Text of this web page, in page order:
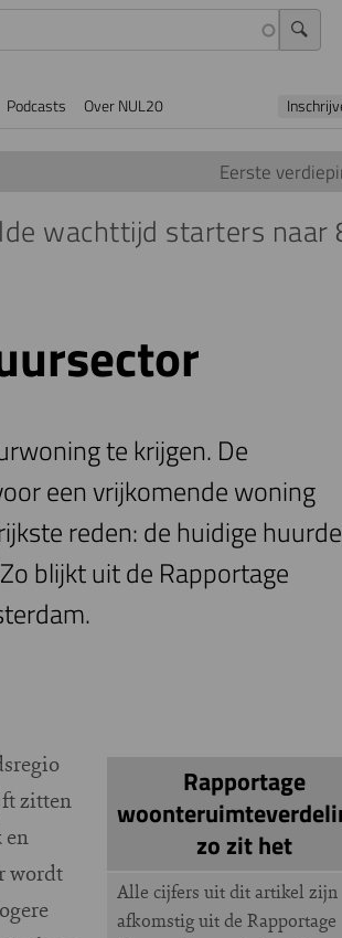
Podcasts Over NUL20
Eerste
wachttijd starters naar
te krijgen. De
een vrijkomende woning
reden: de huidige
blijkt uit de Rapportage
Rapportage
zo zit het
Alle cijfers uit dit artikel zijn
afkomstig uit de Rapportage
zitten
en
wordt